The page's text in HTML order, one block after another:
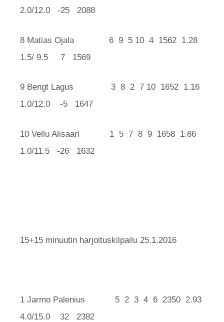
2.0/12.0 -25 2088
8 Matias Ojala 6 9 5 10 4 1562 1.28
1.5/ 9.5 7 1569
9 Bengt Lagus 3 8 2 7 10 1652 1.16
1.0/12.0 -5 1647
10 Vellu Alisaari 1 5 7 8 9 1658 1.86
1.0/11.5 -26 1632
15+15 minuutin harjoituskilpailu 25.1.2016
1 Jarmo Palenius 5 2 3 4 6 2350 2.93
4.0/15.0 32 2382